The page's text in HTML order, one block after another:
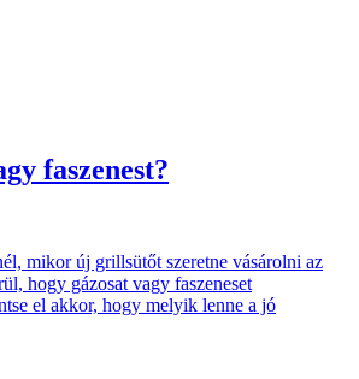
faszenest?
mikor új grillsütőt szeretne vásárolni az
hogy gázosat vagy faszeneset
el akkor, hogy melyik lenne a jó